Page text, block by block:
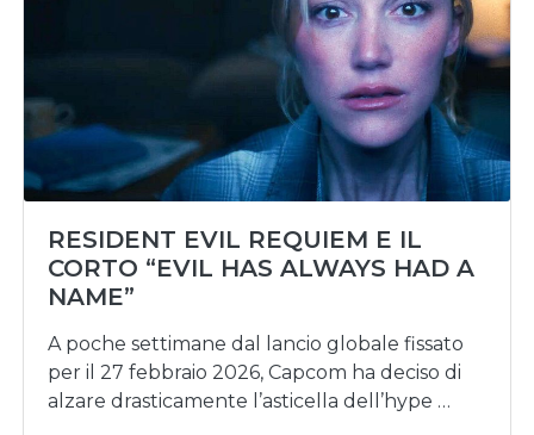
RESIDENT EVIL REQUIEM E IL
CORTO “EVIL HAS ALWAYS HAD A
NAME”
A poche settimane dal lancio globale fissato
per il 27 febbraio 2026, Capcom ha deciso di
alzare drasticamente l’asticella dell’hype …